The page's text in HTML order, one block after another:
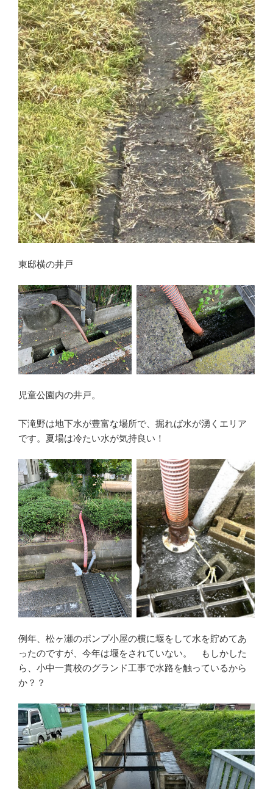
東邸横の井戸
児童公園内の井戸。
下滝野は地下水が豊富な場所で、掘れば水が湧くエリア
です。夏場は冷たい水が気持良い！
例年、松ヶ瀬のポンプ小屋の横に堰をして水を貯めてあ
ったのですが、今年は堰をされていない。 もしかした
ら、小中一貫校のグランド工事で水路を触っているから
か？？